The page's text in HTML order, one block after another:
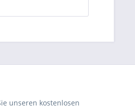
unseren kostenlosen